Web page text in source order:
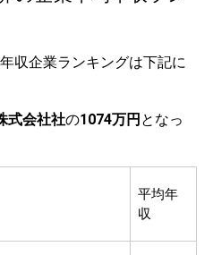
収企業ランキングは下記に
式会社社の1074万円 となっ
平均年
収